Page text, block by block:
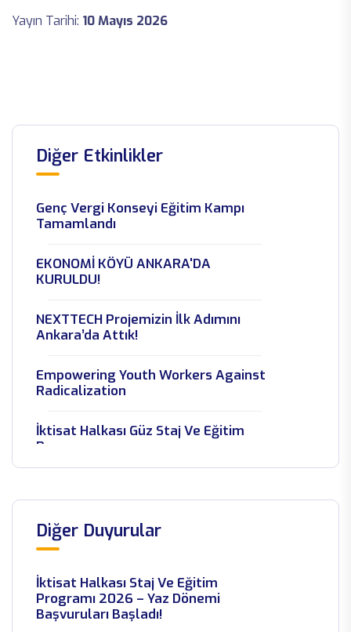
Yayın Tarihi: 10 Mayıs 2026
Diğer Etkinlikler
Genç Vergi Konseyi Eğitim Kampı
Tamamlandı
EKONOMİ KÖYÜ ANKARA'DA
KURULDU!
NEXTTECH Projemizin İlk Adımını
Ankara’da Attık!
Empowering Youth Workers Against
Radicalization
İktisat Halkası Güz Staj Ve Eğitim
Programı
Maliye Meclisi Programı
İktisat Halkası Akademi-I Programı
Diğer Duyurular
İktisat Halkası Staj Ve Eğitim
Programı 2026 – Yaz Dönemi
Başvuruları Başladı!